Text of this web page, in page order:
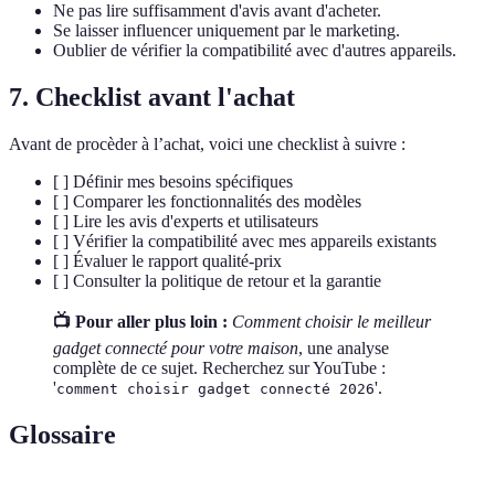
Ne pas lire suffisamment d'avis avant d'acheter.
Se laisser influencer uniquement par le marketing.
Oublier de vérifier la compatibilité avec d'autres appareils.
7. Checklist avant l'achat
Avant de procèder à l’achat, voici une checklist à suivre :
[ ] Définir mes besoins spécifiques
[ ] Comparer les fonctionnalités des modèles
[ ] Lire les avis d'experts et utilisateurs
[ ] Vérifier la compatibilité avec mes appareils existants
[ ] Évaluer le rapport qualité-prix
[ ] Consulter la politique de retour et la garantie
📺 Pour aller plus loin : Comment choisir le meilleur
gadget connecté pour votre maison, une analyse
complète de ce sujet. Recherchez sur YouTube :
'comment choisir gadget connecté 2026'.
Glossaire